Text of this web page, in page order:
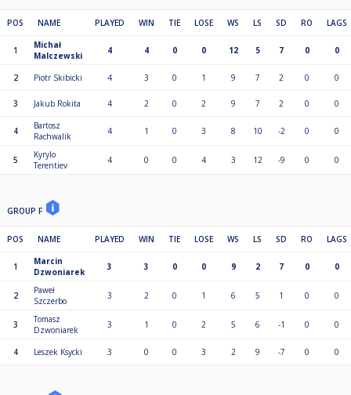
POS NAME PLAYED WIN TIE LOSE WS LS SD RO LAGS
1
Michał
Malczewski
4 4 0 0 12 5 7 0 0
2 Piotr Skibicki 4 3 0 1 9 7 2 0 0
3 Jakub Rokita 4 2 0 2 9 7 2 0 0
4
Bartosz
Rachwalik
4 1 0 3 8 10 -2 0 0
5
Kyrylo
Terentiev
4 0 0 4 3 12 -9 0 0
GROUP F
POS NAME PLAYED WIN TIE LOSE WS LS SD RO LAGS
1
Marcin
Dzwoniarek
3 3 0 0 9 2 7 0 0
2
Paweł
Szczerbo
3 2 0 1 6 5 1 0 0
3
Tomasz
Dzwoniarek
3 1 0 2 5 6 -1 0 0
4 Leszek Ksycki 3 0 0 3 2 9 -7 0 0